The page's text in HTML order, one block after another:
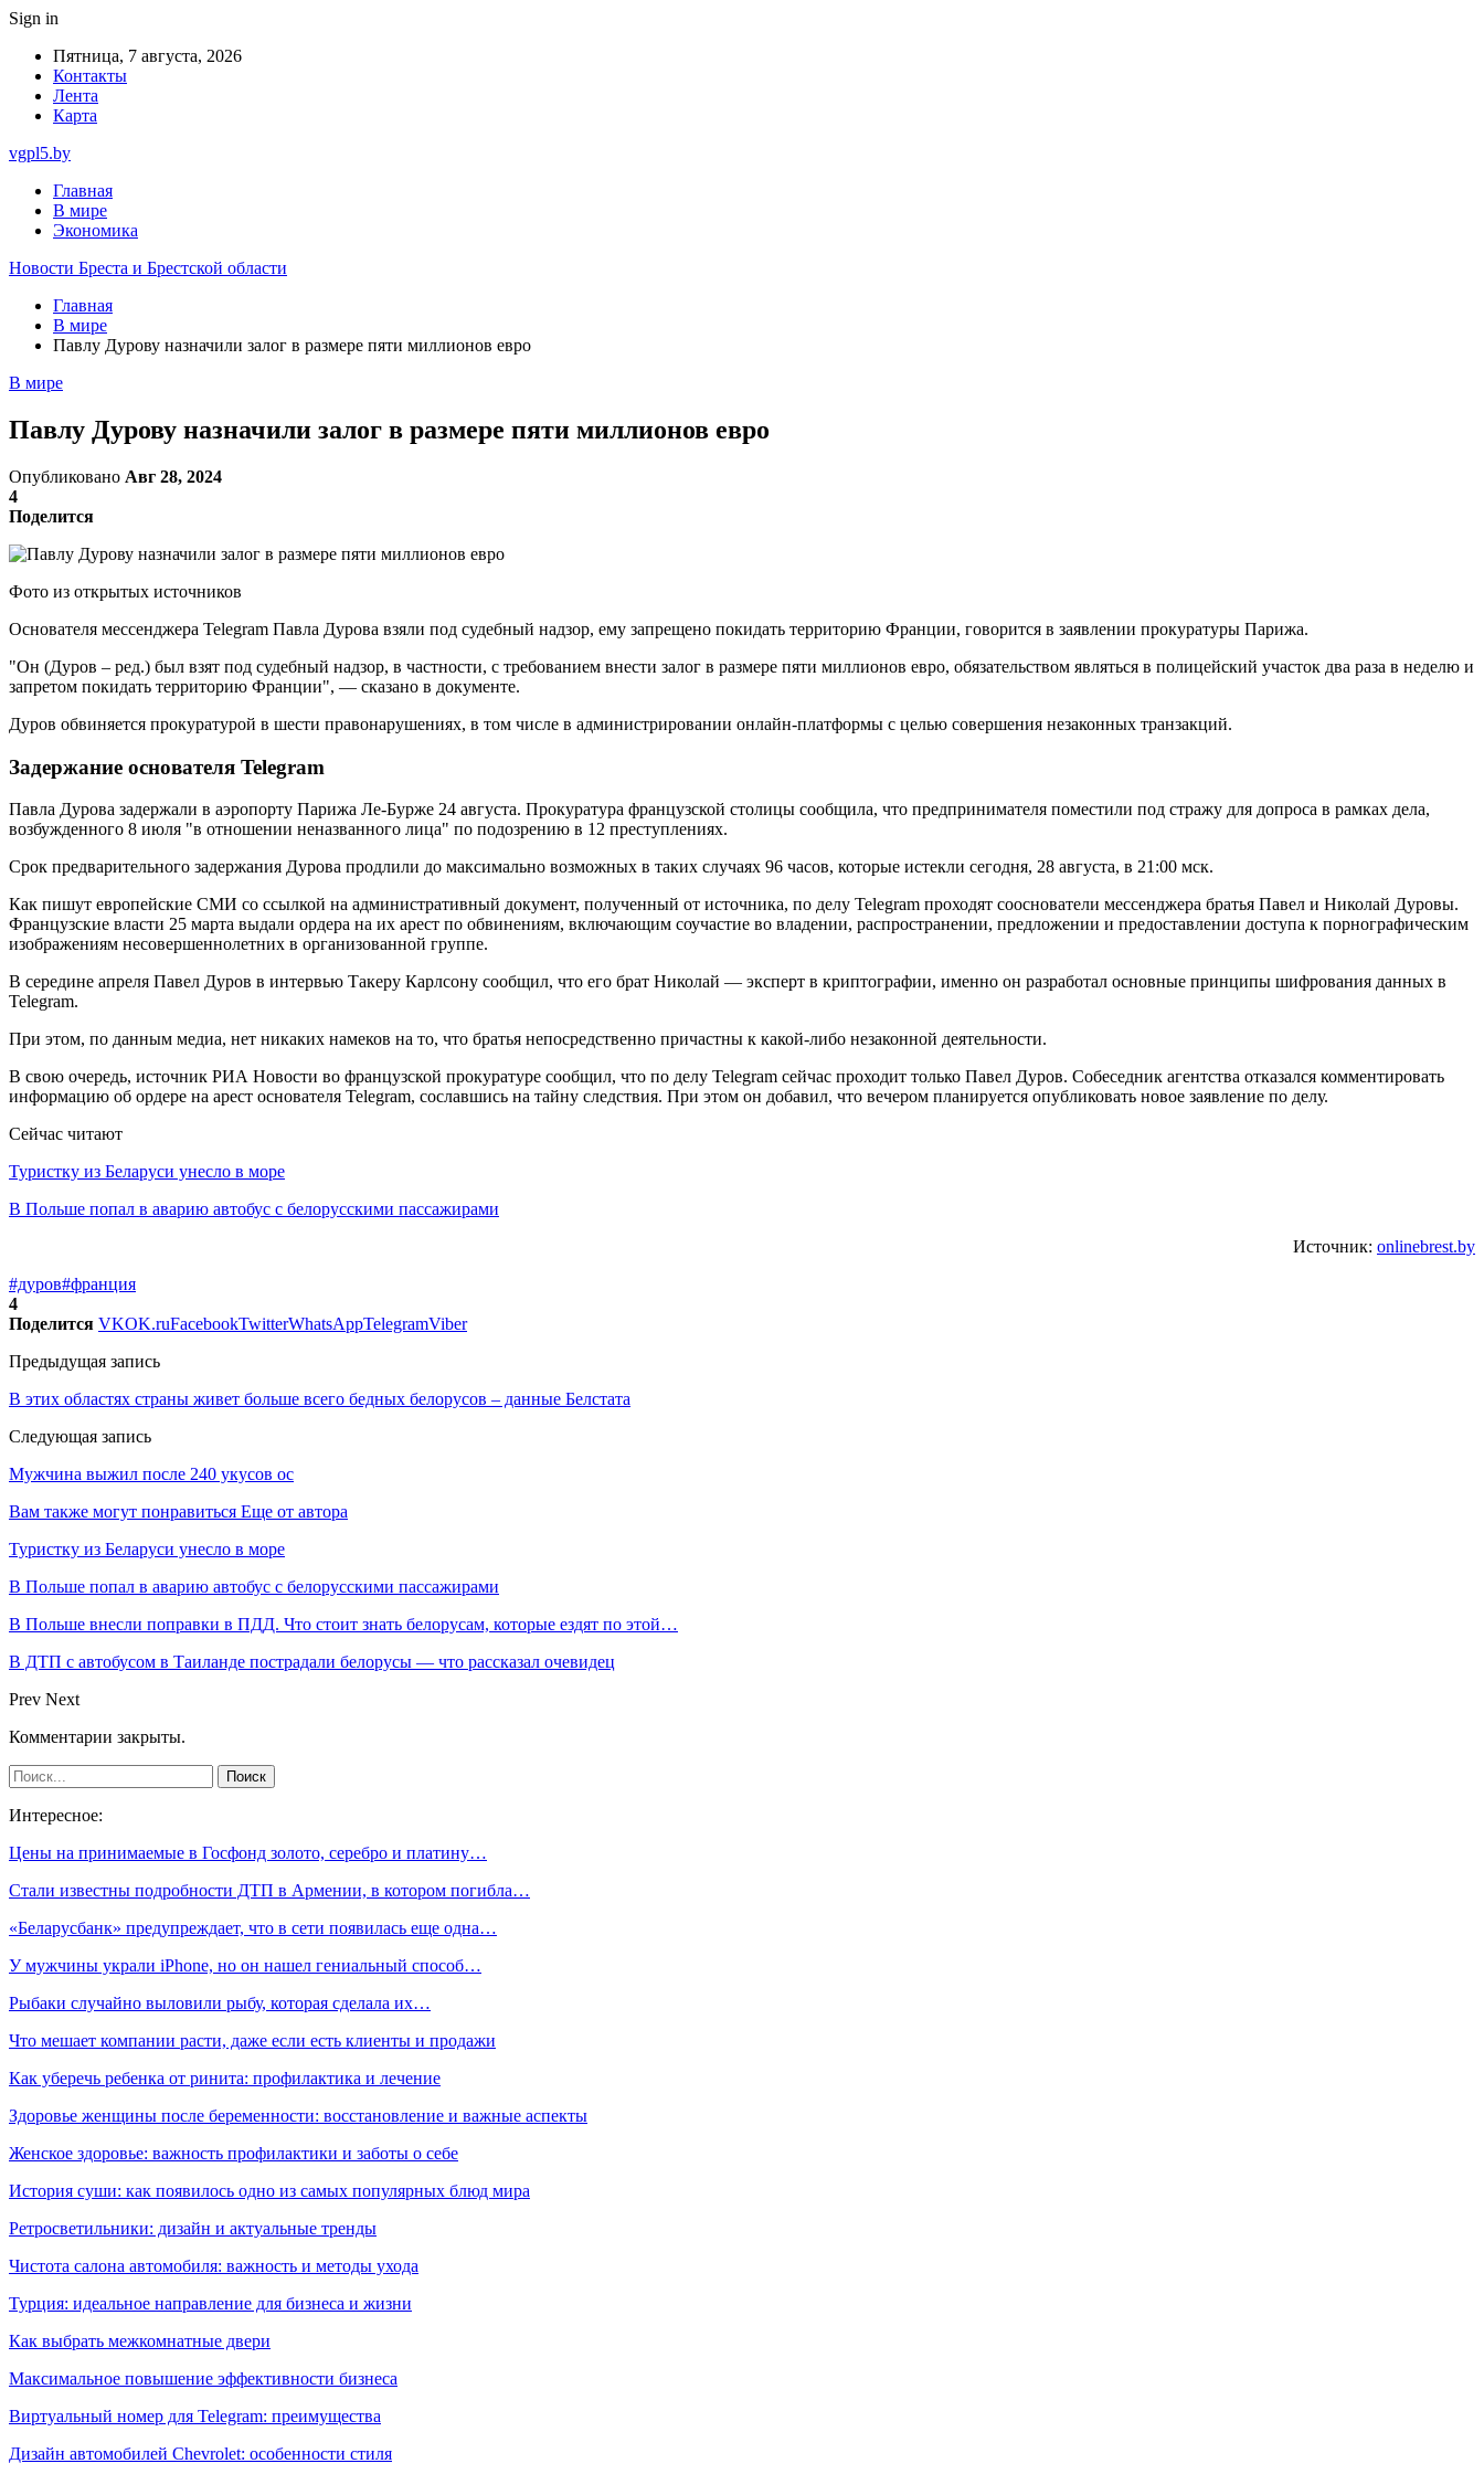
Sign in
Пятница, 7 августа, 2026
Контакты
Лента
Карта
vgpl5.by
Главная
В мире
Экономика
Новости Бреста и Брестской области
Главная
В мире
Павлу Дурову назначили залог в размере пяти миллионов евро
В мире
Павлу Дурову назначили залог в размере пяти миллионов евро
Опубликовано Авг 28, 2024
4
Поделится
Фото из открытых источников
Основателя мессенджера Telegram Павла Дурова взяли под судебный надзор, ему запрещено покидать территорию Франции, говорится в заявлении прокуратуры Парижа.
"Он (Дуров – ред.) был взят под судебный надзор, в частности, с требованием внести залог в размере пяти миллионов евро, обязательством являться в полицейский участок два раза в неделю и
запретом покидать территорию Франции", — сказано в документе.
Дуров обвиняется прокуратурой в шести правонарушениях, в том числе в администрировании онлайн-платформы с целью совершения незаконных транзакций.
Задержание основателя Telegram
Павла Дурова задержали в аэропорту Парижа Ле-Бурже 24 августа. Прокуратура французской столицы сообщила, что предпринимателя поместили под стражу для допроса в рамках дела,
возбужденного 8 июля "в отношении неназванного лица" по подозрению в 12 преступлениях.
Срок предварительного задержания Дурова продлили до максимально возможных в таких случаях 96 часов, которые истекли сегодня, 28 августа, в 21:00 мск.
Как пишут европейские СМИ со ссылкой на административный документ, полученный от источника, по делу Telegram проходят сооснователи мессенджера братья Павел и Николай Дуровы.
Французские власти 25 марта выдали ордера на их арест по обвинениям, включающим соучастие во владении, распространении, предложении и предоставлении доступа к порнографическим
изображениям несовершеннолетних в организованной группе.
В середине апреля Павел Дуров в интервью Такеру Карлсону сообщил, что его брат Николай — эксперт в криптографии, именно он разработал основные принципы шифрования данных в
Telegram.
При этом, по данным медиа, нет никаких намеков на то, что братья непосредственно причастны к какой-либо незаконной деятельности.
В свою очередь, источник РИА Новости во французской прокуратуре сообщил, что по делу Telegram сейчас проходит только Павел Дуров. Собеседник агентства отказался комментировать
информацию об ордере на арест основателя Telegram, сославшись на тайну следствия. При этом он добавил, что вечером планируется опубликовать новое заявление по делу.
Сейчас читают
Туристку из Беларуси унесло в море
В Польше попал в аварию автобус с белорусскими пассажирами
Источник: onlinebrest.by
#дуров#франция
4
Поделится VKOK.ruFacebookTwitterWhatsAppTelegramViber
Предыдущая запись
В этих областях страны живет больше всего бедных белорусов – данные Белстата
Следующая запись
Мужчина выжил после 240 укусов ос
Вам также могут понравиться Еще от автора
Туристку из Беларуси унесло в море
В Польше попал в аварию автобус с белорусскими пассажирами
В Польше внесли поправки в ПДД. Что стоит знать белорусам, которые ездят по этой…
В ДТП с автобусом в Таиланде пострадали белорусы — что рассказал очевидец
Prev Next
Комментарии закрыты.
Интересное:
Цены на принимаемые в Госфонд золото, серебро и платину…
Стали известны подробности ДТП в Армении, в котором погибла…
«Беларусбанк» предупреждает, что в сети появилась еще одна…
У мужчины украли iPhone, но он нашел гениальный способ…
Рыбаки случайно выловили рыбу, которая сделала их…
Что мешает компании расти, даже если есть клиенты и продажи
Как уберечь ребенка от ринита: профилактика и лечение
Здоровье женщины после беременности: восстановление и важные аспекты
Женское здоровье: важность профилактики и заботы о себе
История суши: как появилось одно из самых популярных блюд мира
Ретросветильники: дизайн и актуальные тренды
Чистота салона автомобиля: важность и методы ухода
Турция: идеальное направление для бизнеса и жизни
Как выбрать межкомнатные двери
Максимальное повышение эффективности бизнеса
Виртуальный номер для Telegram: преимущества
Дизайн автомобилей Chevrolet: особенности стиля